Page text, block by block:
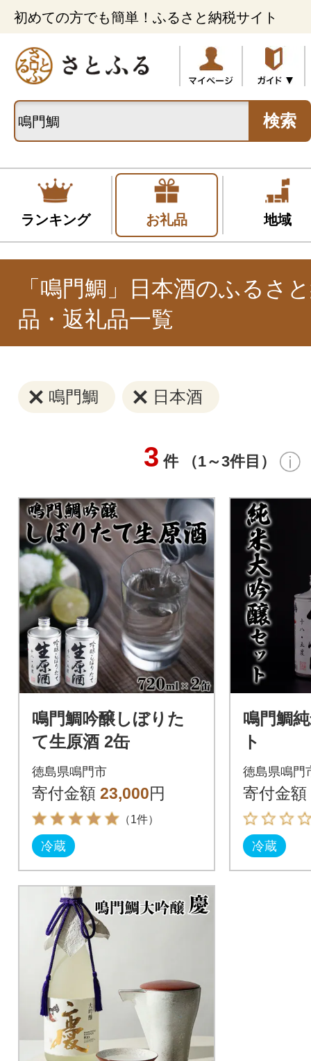
初めての方でも簡単！ふるさと納税サイト
検索
ランキング お礼品 地域
「鳴門鯛」日本酒のふるさ
品・返礼品一覧
鳴門鯛 日本酒
3 件 （1～3件目）
鳴門鯛吟醸しぼりた
て生原酒 2缶
徳島県鳴門市
寄付金額 23,000円
（1件）
冷蔵
鳴門鯛
ト
徳島県鳴門
寄付金額
冷蔵